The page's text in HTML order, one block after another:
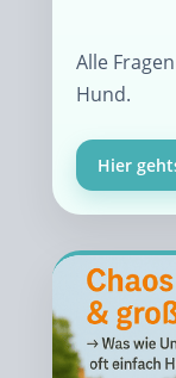
Alle
Hund.
Hier